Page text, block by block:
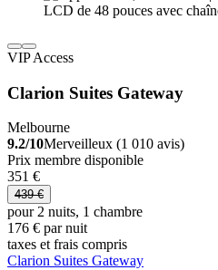
VIP Access
Clarion Suites Gateway
Melbourne
9.2/10Merveilleux (1 010 avis)
Prix membre disponible
351 €
439 €
pour 2 nuits, 1 chambre
176 € par nuit
taxes et frais compris
Clarion Suites Gateway